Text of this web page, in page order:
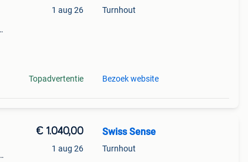
1 aug 26
Topadvertentie
Turnhout
Bezoek website
€ 1.040,00
1 aug 26
Swiss Sense
Turnhout